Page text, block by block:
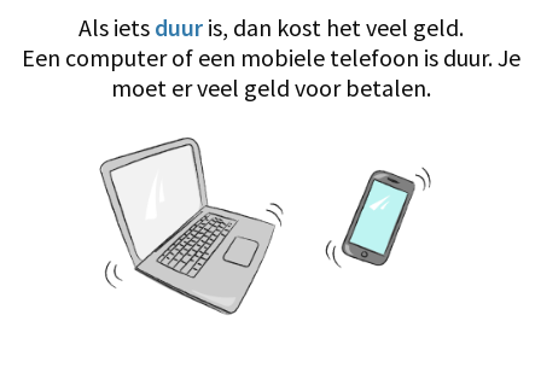
Als iets duuris, dan kost het veel geld.
Een computer of een mobiele telefoon is duur. Je
moet er veel geld voor betalen.